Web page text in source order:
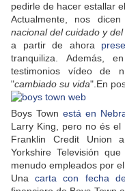
pedirle de hacer estallar
Actualmente, nos
nacional del cuidado y
a partir de ahora
tranquiliza. Además,
testimonios vídeo de
"cambiado su vida".En
Boys Town está en
Larry King, pero no és el
Franklin Credit Union
Yorkshire Televisión
menudo empleados por el
Unacarta con fecha